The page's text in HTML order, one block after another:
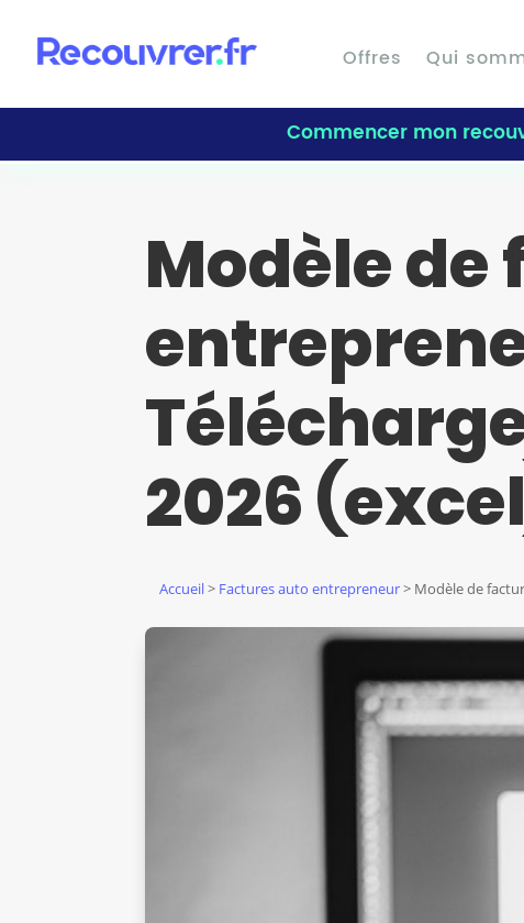
Offres Qui
Commencer mon
Modèle
2026
Accueil> Factures auto entrepreneur> Modèle de